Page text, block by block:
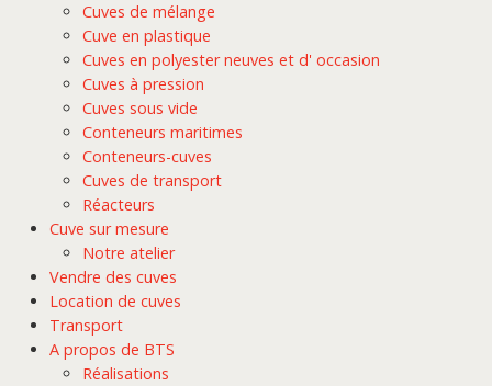
Cuves de mélange
Cuve en plastique
Cuves en polyester neuves et d' occasion
Cuves à pression
Cuves sous vide
Conteneurs maritimes
Conteneurs-cuves
Cuves de transport
Réacteurs
Cuve sur mesure
Notre atelier
Vendre des cuves
Location de cuves
Transport
A propos de BTS
Réalisations